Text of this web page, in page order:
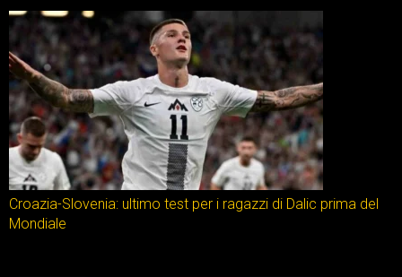
Croazia-Slovenia: ultimo test per i ragazzi di Dalic prima del
Mondiale